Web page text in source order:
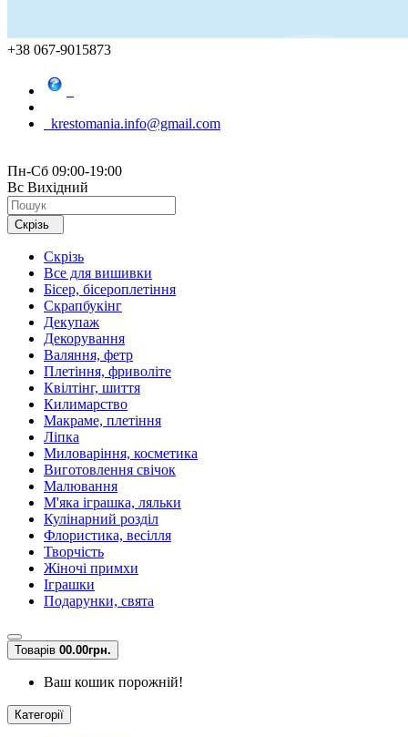
+38 067-9015873
krestomania.info@gmail.com
Пн-Сб 09:00-19:00
Вс Вихідний
Скрізь
Скрізь
Все для вишивки
Бісер, бісероплетіння
Скрапбукінг
Декупаж
Декорування
Валяння, фетр
Плетіння, фриволіте
Квілтінг, шиття
Килимарство
Макраме, плетіння
Ліпка
Миловаріння, косметика
Виготовлення свічок
Малювання
М'яка іграшка, ляльки
Кулінарний розділ
Флористика, весілля
Творчість
Жіночі примхи
Іграшки
Подарунки, свята
Товарів 00.00грн.
Ваш кошик порожній!
Категорії